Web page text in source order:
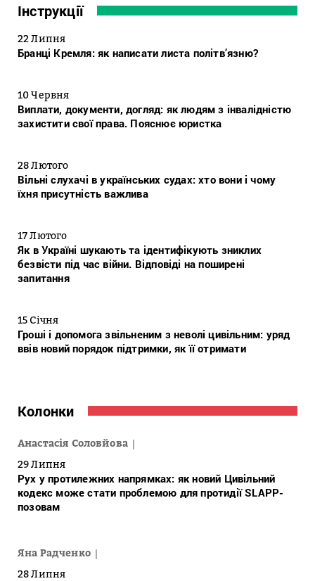
Інструкції
22 Липня
Бранці Кремля: як написати листа політв’язню?
10 Червня
Виплати, документи, догляд: як людям з інвалідністю
захистити свої права. Пояснює юристка
28 Лютого
Вільні слухачі в українських судах: хто вони і чому
їхня присутність важлива
17 Лютого
Як в Україні шукають та ідентифікують зниклих
безвісти під час війни. Відповіді на поширені
запитання
15 Січня
Гроші і допомога звільненим з неволі цивільним: уряд
ввів новий порядок підтримки, як її отримати
Колонки
Анастасія Соловйова
29 Липня
Рух у протилежних напрямках: як новий Цивільний
кодекс може стати проблемою для протидії SLAPP-
позовам
Яна Радченко
28 Липня